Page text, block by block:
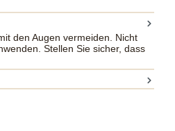
den Augen vermeiden. Nicht
Stellen Sie sicher, dass